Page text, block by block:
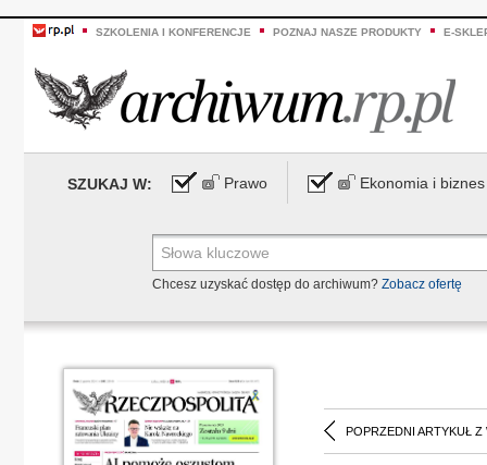
SZKOLENIA I KONFERENCJE POZNAJ NASZE PRODUKTY E-
SZUKAJ W: Prawo Ekonomia i biznes
Chcesz uzyskać dostęp do archiwum? Zobacz ofertę
POPRZEDNI ARTYKUŁ Z